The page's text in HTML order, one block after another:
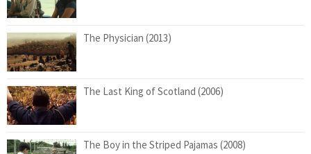
The Physician (2013)
The Last King of Scotland (2006)
The Boy in the Striped Pajamas (2008)